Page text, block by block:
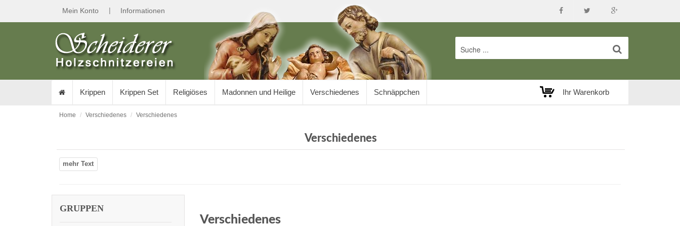
Mein Konto | Informationen
Krippen Krippen Set Religiöses Madonnen und Heilige Verschiedenes Schnäppchen Ihr Warenkorb
Home Verschiedenes Verschiedenes
Verschiedenes
GRUPPEN
Verschiedenes